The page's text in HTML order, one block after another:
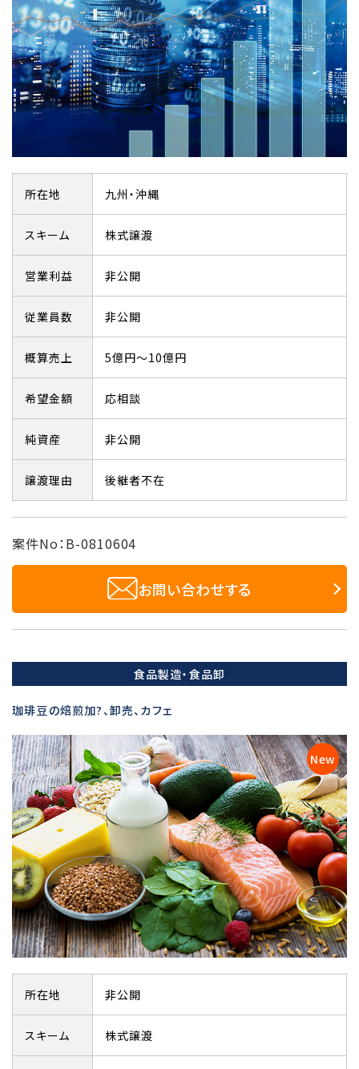
所在地 九州・沖縄
スキーム 株式譲渡
営業利益 非公開
従業員数 非公開
概算売上 5億円～10億円
希望金額 応相談
純資産 非公開
譲渡理由 後継者不在
案件No：B-0810604
お問い合わせする
食品製造・食品卸
珈琲豆の焙煎加?、卸売、カフェ
所在地 非公開
スキーム 株式譲渡